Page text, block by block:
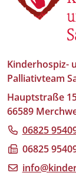
Kinderhospiz-
Palliativteam
Hauptstraße
66589
06825
06825